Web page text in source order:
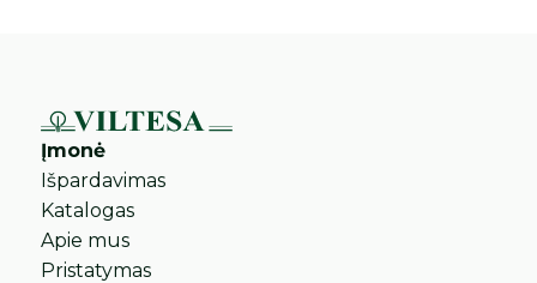
Įmonė
Išpardavimas
Katalogas
Apie mus
Pristatymas